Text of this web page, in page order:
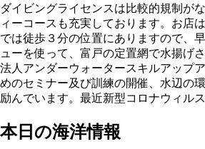
ダイビングライセンスは比較的規制が
ィーコースも充実しております。お店
では徒歩３分の位置にありますので、
ューを使って、富戸の定置網で水揚げ
法人アンダーウォータースキルアップ
めのセミナー及び訓練の開催、水辺の
励んでいます。最近新型コロナウィル
本日の海洋情報